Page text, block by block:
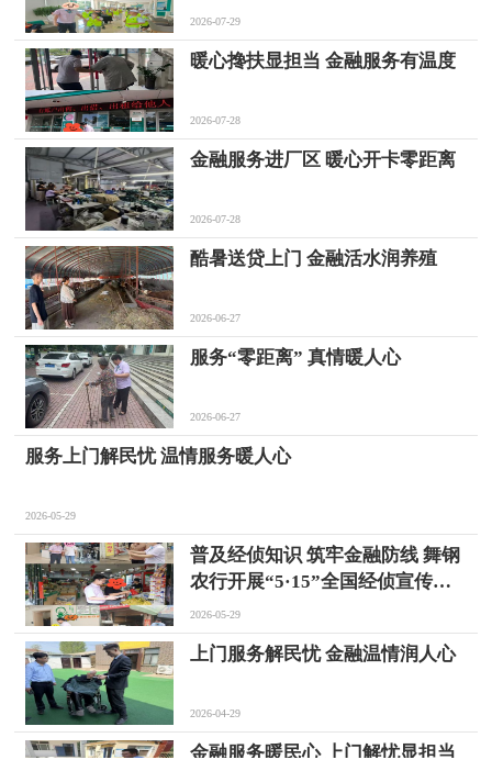
2026-07-29
暖心搀扶显担当 金融服务有温度
2026-07-28
金融服务进厂区 暖心开卡零距离
2026-07-28
酷暑送贷上门 金融活水润养殖
2026-06-27
服务“零距离” 真情暖人心
2026-06-27
服务上门解民忧 温情服务暖人心
2026-05-29
普及经侦知识 筑牢金融防线 舞钢
农行开展“5·15”全国经侦宣传日
活动
2026-05-29
上门服务解民忧 金融温情润人心
2026-04-29
金融服务暖民心 上门解忧显担当